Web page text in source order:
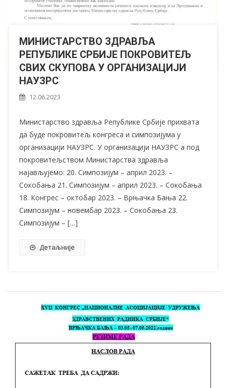
МИНИСТАРСТВО ЗДРАВЉА
РЕПУБЛИКЕ СРБИЈЕ ПОКРОВИТЕЉ
СВИХ СКУПОВА У ОРГАНИЗАЦИЈИ
НАУЗРС
12.06.2023
Министарство здравља Републике Србије прихвата
да буде покровитељ конгреса и симпозијума у
организацији НАУЗРС. У организацији НАУЗРС а под
покровитељством Министарства здравља
најављујемо: 20. Симпозијум – април 2023. –
Сокобања 21. Симпозијум – април 2023. – Сокобања
18. Конгрес – октобар 2023. – Врњачка Бања 22.
Симпозијум – новембар 2023. – Сокобања 23.
Симпозијум – […]
Детаљније